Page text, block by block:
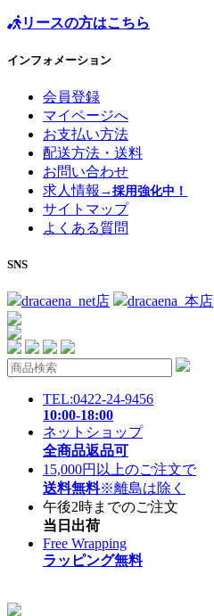
リースの方はこちら
インフォメーション
会員登録
マイページへ
お支払い方法
配送方法・送料
お問い合わせ
求人情報 →採用強化中！
サイトマップ
よくある質問
SNS
dracaena_net店 dracaena_本店
TEL:0422-24-9456
10:00-18:00
ネットショップ
全商品返品可
15,000円以上のご注文で
送料無料※離島は除く
午後2時までのご注文
当日出荷
Free Wrapping
ラッピング無料